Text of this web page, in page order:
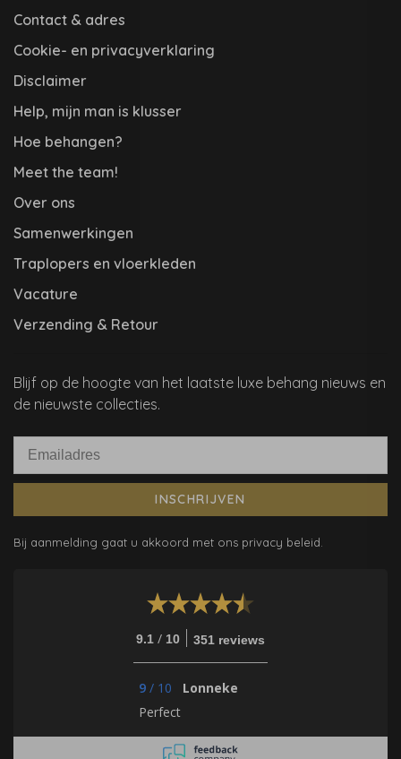
Contact & adres
Cookie- en privacyverklaring
Disclaimer
Help, mijn man is klusser
Hoe behangen?
Meet the team!
Over ons
Samenwerkingen
Traplopers en vloerkleden
Vacature
Verzending & Retour
Blijf op de hoogte van het laatste luxe behang nieuws en
de nieuwste collecties.
INSCHRIJVEN
Bij aanmelding gaat u akkoord met ons privacy beleid.
9.1 / 10 351 reviews
9 / 10
Lonneke
Perfect